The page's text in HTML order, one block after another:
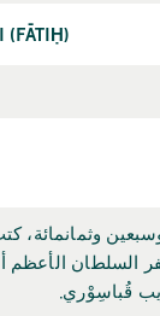
(FĀTIḤ)
وثمانمائة،
الأعظم
قُباسِوْري.